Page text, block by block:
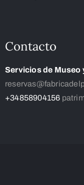
Contacto
Servicios de Museo
+34858904156